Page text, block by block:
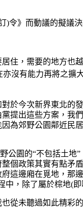
令》而動議的擬議
住，需要的地方
沒有能力再將之
於今次新界東北
提出這些方案，
為郊野公園鄰近
園的“不包括土
個政策其實有點
邊廂在覓地，那
，除了屬於棕地(
從未聽過如此精